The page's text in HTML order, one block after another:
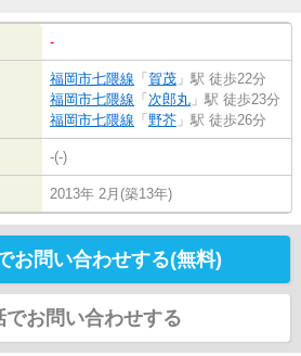
-
福岡市七隈線 「 賀茂 」駅 徒歩22分
福岡市七隈線 「 次郎丸 」駅 徒歩23分
福岡市七隈線 「 野芥 」駅 徒歩26分
-(-)
2013年 2月(築13年)
お問い合わせする(無料)
でお問い合わせする